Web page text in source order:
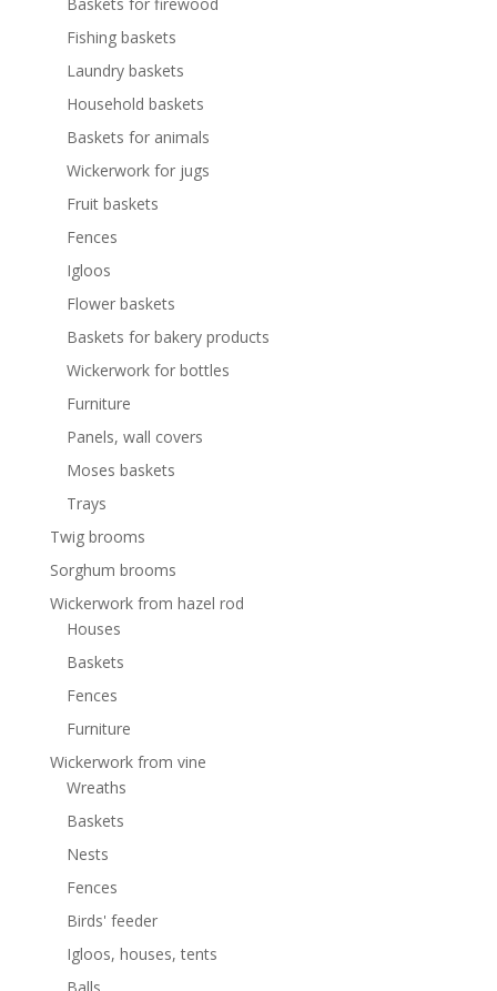
Fishing baskets
Laundry baskets
Household baskets
Baskets for animals
Wickerwork for jugs
Fruit baskets
Fences
Igloos
Flower baskets
Baskets for bakery products
Wickerwork for bottles
Furniture
Panels, wall covers
Moses baskets
Trays
Twig brooms
Sorghum brooms
Wickerwork from hazel rod
Houses
Baskets
Fences
Furniture
Wickerwork from vine
Wreaths
Baskets
Nests
Fences
Birds' feeder
Igloos, houses, tents
Balls